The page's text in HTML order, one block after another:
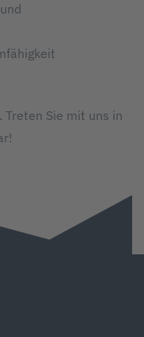
Sie mit uns in